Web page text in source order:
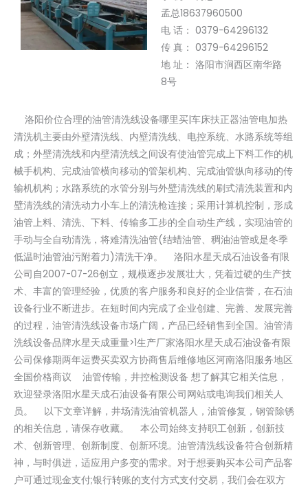
孟总18637960500
电 话： 0379-64296132
传 真： 0379-64296152
地 址： 洛阳市涧西区南华路
8号
洛阳价位合理的油管清洗线设备哪里买|车床扶正器油管电加热
清洗机主要由外壁清洗线、内壁清洗线、电控系统、水路系统等组
成；外壁清洗线和内壁清洗线之间设有使油管完成上下料工作的机
械手机构、完成油管横向移动的管架机构、完成油管纵向移动的传
输机机构；水路系统的水管分别与外壁清洗线的刷式清洗装置和内
壁清洗线的清洗动力小车上的清洗枪连接；采用计算机控制，形成
油管上料、清洗、下料、传输多工步的全自动生产线，实现油管的
手动与全自动清洗，将难清洗油管(结蜡油管、稠油油管或是冬季
低温时油管油污附着力)清洗干净。 洛阳水星天成石油设备有限
公司自2007-07-26创立，规模逐步发展壮大，凭着过硬的生产技
术、丰富的管理经验，优质的客户服务和良好的企业信誉，在石油
设备行业不断进步。在短时间内完成了企业创建、完善、发展完善
的过程，油管清洗线设备市场广阔，产品已经销售到全国。油管清
洗线设备品牌水星天成重量>1生产厂家洛阳水星天成石油设备有限
公司保修期两年运费买卖双方协商售后维修地区河南洛阳服务地区
全国价格商议 油管传输，井控检测设备 想了解其它相关信息，
欢迎登录洛阳水星天成石油设备有限公司网站或电询我们相关人
员。 以下文章详解，井场清洗油管机器人，油管修复，钢管除锈
的相关信息，请保存收藏。 本公司始终支持职工创新，创新技
术、创新管理、创新制度、创新环境。油管清洗线设备符合创新精
神，与时俱进，适应用户多变的需求。对于想要购买本公司产品客
户可通过现金支付;银行转账的支付方式支付交易，我们会在双方